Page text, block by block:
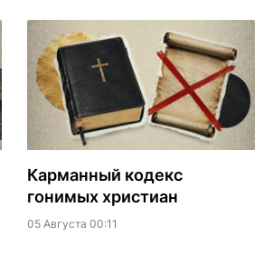
Карманный кодекс
гонимых христиан
05 Августа 00:11